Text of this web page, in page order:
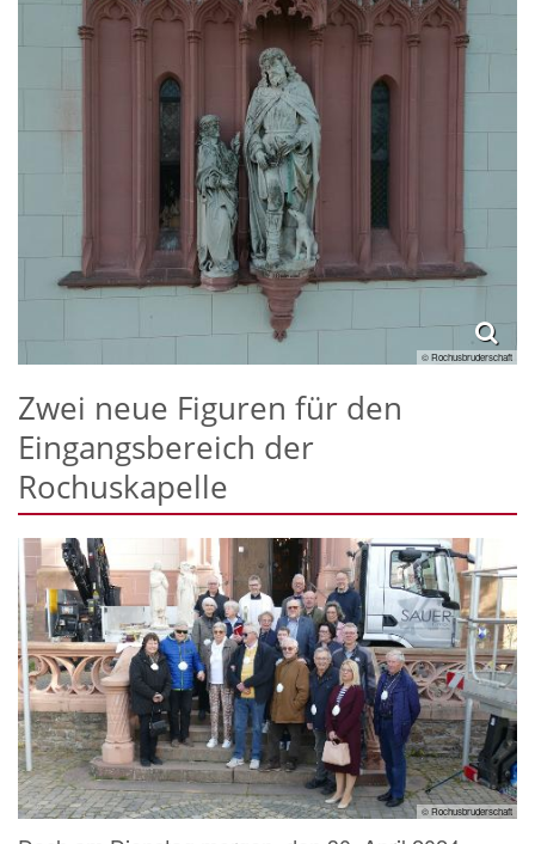
© Rochusbruderschaft
Zwei neue Figuren für den
Eingangsbereich der
Rochuskapelle
© Rochusbruderschaft